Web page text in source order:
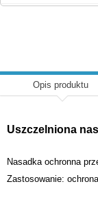
Opis produktu
Uszczelniona
Nasadka ochronna
Zastosowanie: